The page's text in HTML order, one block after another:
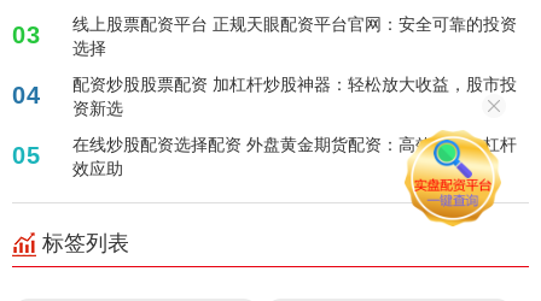
03
线上股票配资平台 正规天眼配资平台官网：安全可靠的投资
选择
04
配资炒股股票配资 加杠杆炒股神器：轻松放大收益，股市投
资新选
05
在线炒股配资选择配资 外盘黄金期货配资：高效投资，杠杆
效应助
标签列表